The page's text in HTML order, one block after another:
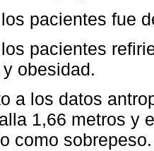
pacientes fue
pacientes
obesidad.
a los datos
1,66 metros y
como sobrepeso.